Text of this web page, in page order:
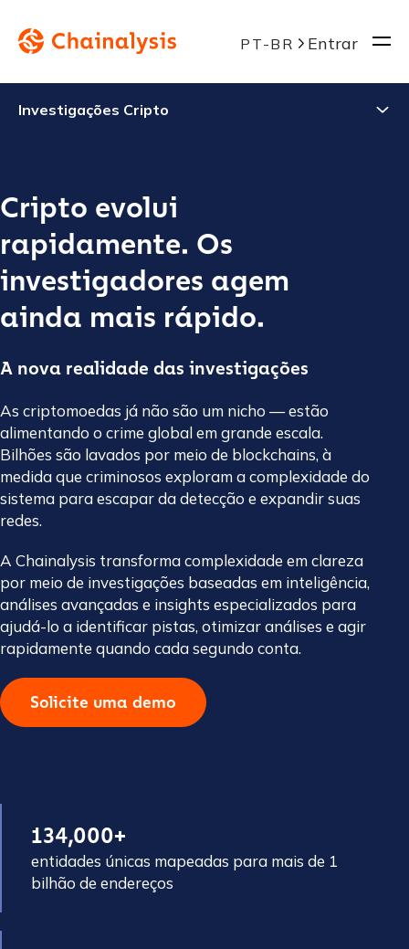
PT-BR Entrar
Investigações Cripto
Cripto evolui
rapidamente. Os
investigadores agem
ainda mais rápido.
A nova realidade das investigações
As criptomoedas já não são um nicho — estão
alimentando o crime global em grande escala.
Bilhões são lavados por meio de blockchains, à
medida que criminosos exploram a complexidade do
sistema para escapar da detecção e expandir suas
redes.
A Chainalysis transforma complexidade em clareza
por meio de investigações baseadas em inteligência,
análises avançadas e insights especializados para
ajudá-lo a identificar pistas, otimizar análises e agir
rapidamente quando cada segundo conta.
Solicite uma demo
134,000+
entidades únicas mapeadas para mais de 1
bilhão de endereços